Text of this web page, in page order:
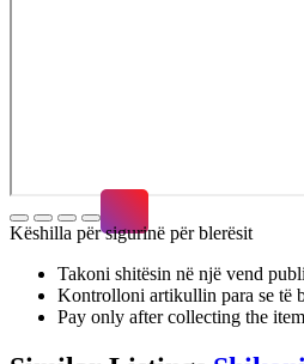
Këshilla për sigurinë për blerësit
Takoni shitësin në një vend
Kontrolloni artikullin para se të
Pay only after collecting the item